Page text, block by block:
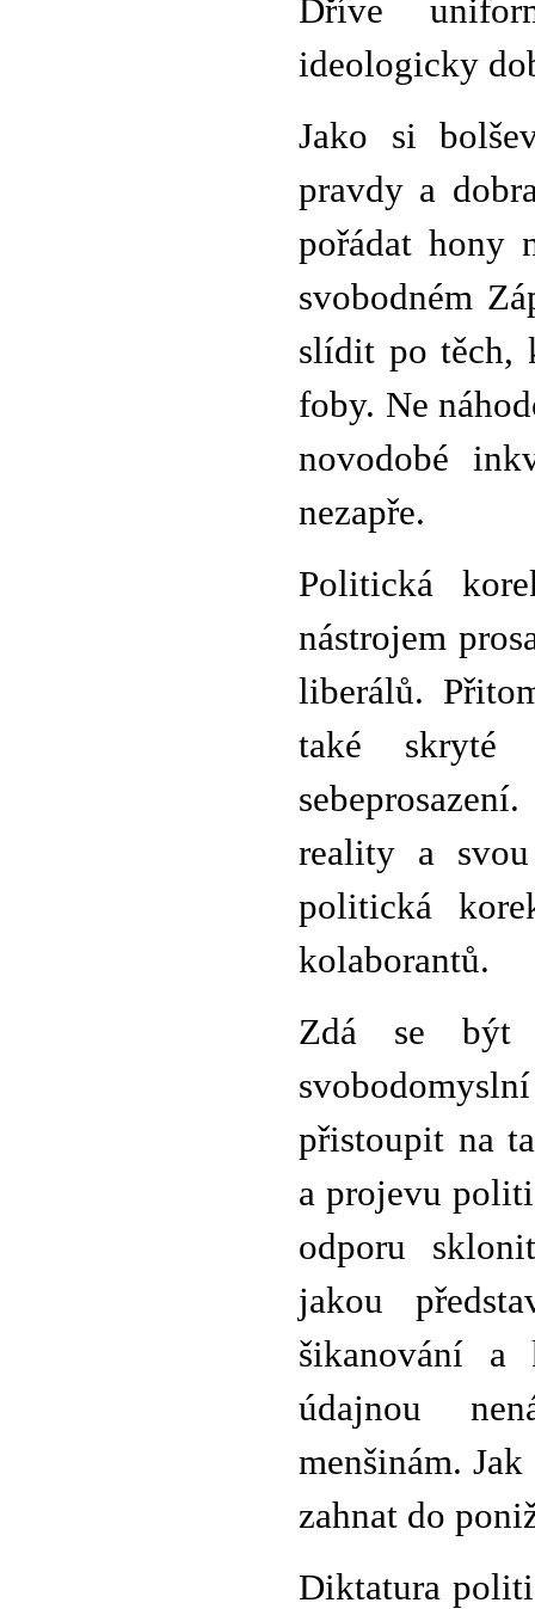
Dříve
ideologicky
Jako si
pravdy a
pořádat hony
svobodném
slídit po těch,
foby. Ne
novodobé
nezapře.
Politická
nástrojem
liberálů.
také skryté
reality a svou
politická
kolaborantů.
Zdá se být
přistoupit na
a projevu
odporu
jakou
šikanování a
údajnou
menšinám.
zahnat do
Diktatura